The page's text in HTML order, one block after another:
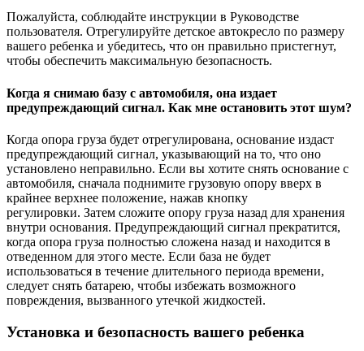
Пожалуйста, соблюдайте инструкции в Руководстве
пользователя. Отрегулируйте детское автокресло по размеру
вашего ребенка и убедитесь, что он правильно пристегнут,
чтобы обеспечить максимальную безопасность.
Когда я снимаю базу с автомобиля, она издает
предупреждающий сигнал. Как мне остановить этот шум?
Когда опора груза будет отрегулирована, основание издаст
предупреждающий сигнал, указывающий на то, что оно
установлено неправильно. Если вы хотите снять основание с
автомобиля, сначала поднимите грузовую опору вверх в
крайнее верхнее положение, нажав кнопку
регулировки. Затем сложите опору груза назад для хранения
внутри основания. Предупреждающий сигнал прекратится,
когда опора груза полностью сложена назад и находится в
отведенном для этого месте. Если база не будет
использоваться в течение длительного периода времени,
следует снять батарею, чтобы избежать возможного
повреждения, вызванного утечкой жидкостей.
Установка и безопасность вашего ребенка